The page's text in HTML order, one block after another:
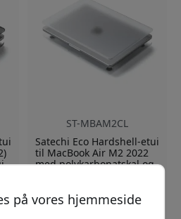
ST-MBAM2CL
Satechi Eco Hardshell-etui
til MacBook Air M2 2022
med polykarbonatskal og
Passer til MacBook Air
på vores hjemmeside